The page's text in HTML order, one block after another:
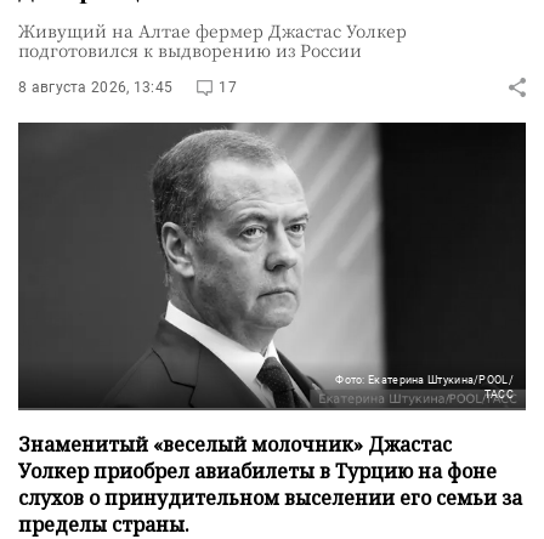
Живущий на Алтае фермер Джастас Уолкер
подготовился к выдворению из России
8 августа 2026, 13:45 17
Фото: Екатерина Штукина/POOL/
ТАСС
Знаменитый «веселый молочник» Джастас
Уолкер приобрел авиабилеты в Турцию на фоне
слухов о принудительном выселении его семьи за
пределы страны.